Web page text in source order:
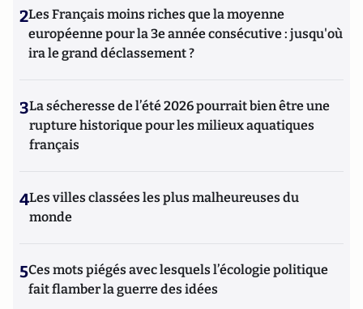
2Les Français moins riches que la moyenne
européenne pour la 3e année consécutive : jusqu'où
ira le grand déclassement ?
3La sécheresse de l’été 2026 pourrait bien être une
rupture historique pour les milieux aquatiques
français
4Les villes classées les plus malheureuses du
monde
5Ces mots piégés avec lesquels l’écologie politique
fait flamber la guerre des idées